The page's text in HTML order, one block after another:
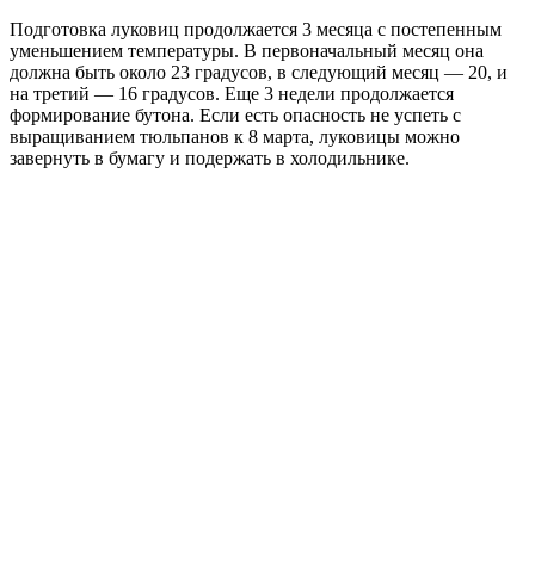
Подготовка луковиц продолжается 3 месяца с постепенным
уменьшением температуры. В первоначальный месяц она
должна быть около 23 градусов, в следующий месяц — 20, и
на третий — 16 градусов. Еще 3 недели продолжается
формирование бутона. Если есть опасность не успеть с
выращиванием тюльпанов к 8 марта, луковицы можно
завернуть в бумагу и подержать в холодильнике.